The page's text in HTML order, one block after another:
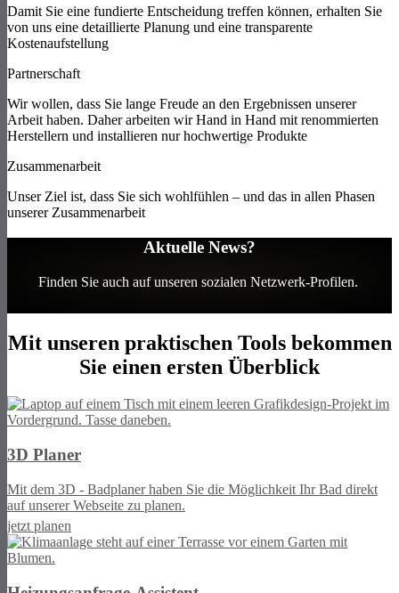
Damit Sie eine fundierte Entscheidung treffen können, erhalten Sie
von uns eine detaillierte Planung und eine transparente
Kostenaufstellung
Partnerschaft
Wir wollen, dass Sie lange Freude an den Ergebnissen unserer
Arbeit haben. Daher arbeiten wir Hand in Hand mit renommierten
Herstellern und installieren nur hochwertige Produkte
Zusammenarbeit
Unser Ziel ist, dass Sie sich wohlfühlen – und das in allen Phasen
unserer Zusammenarbeit
Aktuelle News?
Finden Sie auch auf unseren sozialen Netzwerk-Profilen.
Mit unseren praktischen Tools bekommen
Sie einen ersten Überblick
3D Planer
Mit dem 3D - Badplaner haben Sie die Möglichkeit Ihr Bad direkt
auf unserer Webseite zu planen.
jetzt planen